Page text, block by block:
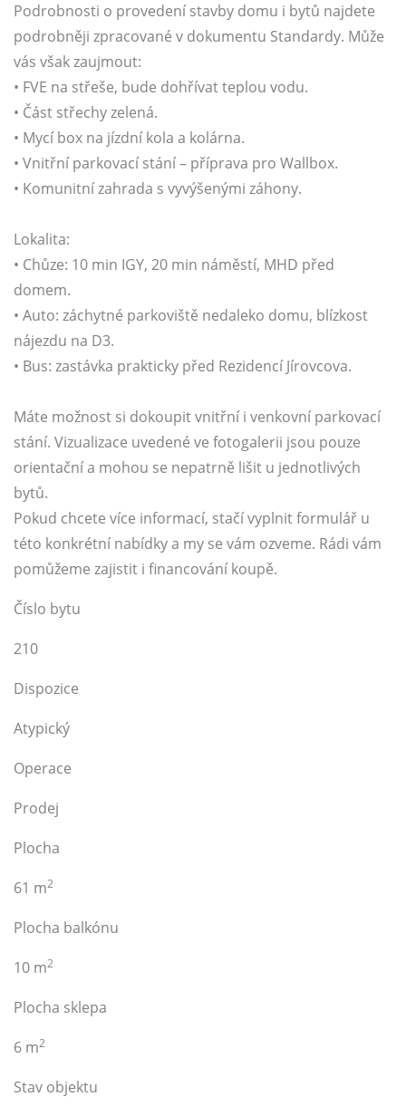
Podrobnosti o provedení stavby domu i bytů najdete
podrobněji zpracované v dokumentu Standardy. Může
vás však zaujmout:
• FVE na střeše, bude dohřívat teplou vodu.
• Část střechy zelená.
• Mycí box na jízdní kola a kolárna.
• Vnitřní parkovací stání – příprava pro Wallbox.
• Komunitní zahrada s vyvýšenými záhony.
Lokalita:
• Chůze: 10 min IGY, 20 min náměstí, MHD před
domem.
• Auto: záchytné parkoviště nedaleko domu, blízkost
nájezdu na D3.
• Bus: zastávka prakticky před Rezidencí Jírovcova.
Máte možnost si dokoupit vnitřní i venkovní parkovací
stání. Vizualizace uvedené ve fotogalerii jsou pouze
orientační a mohou se nepatrně lišit u jednotlivých
bytů.
Pokud chcete více informací, stačí vyplnit formulář u
této konkrétní nabídky a my se vám ozveme. Rádi vám
pomůžeme zajistit i financování koupě.
Číslo bytu
210
Dispozice
Atypický
Operace
Prodej
Plocha
61 m2
Plocha balkónu
10 m2
Plocha sklepa
6 m2
Stav objektu